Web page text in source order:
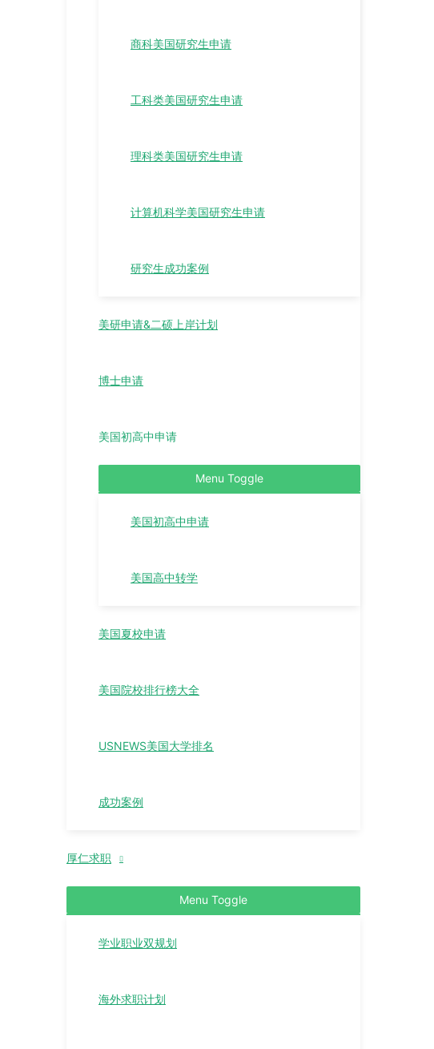
商科美国研究生申请
工科类美国研究生申请
理科类美国研究生申请
计算机科学美国研究生申请
研究生成功案例
美研申请&二硕上岸计划
博士申请
美国初高中申请
Menu Toggle
美国初高中申请
美国高中转学
美国夏校申请
美国院校排行榜大全
USNEWS美国大学排名
成功案例
厚仁求职
Menu Toggle
学业职业双规划
海外求职计划